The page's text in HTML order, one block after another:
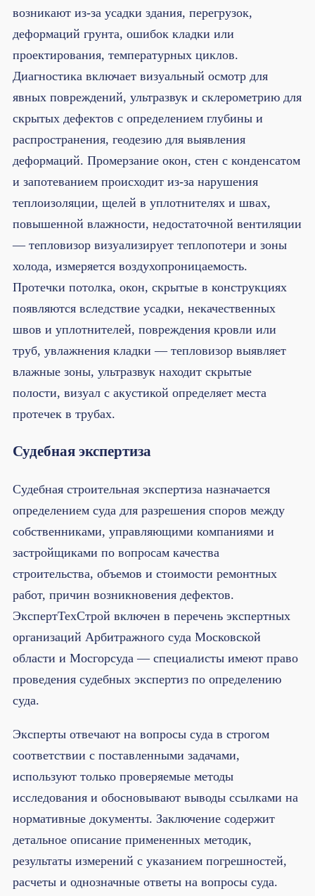
возникают из-за усадки здания, перегрузок,
деформаций грунта, ошибок кладки или
проектирования, температурных циклов.
Диагностика включает визуальный осмотр для
явных повреждений, ультразвук и склерометрию для
скрытых дефектов с определением глубины и
распространения, геодезию для выявления
деформаций. Промерзание окон, стен с конденсатом
и запотеванием происходит из-за нарушения
теплоизоляции, щелей в уплотнителях и швах,
повышенной влажности, недостаточной вентиляции
— тепловизор визуализирует теплопотери и зоны
холода, измеряется воздухопроницаемость.
Протечки потолка, окон, скрытые в конструкциях
появляются вследствие усадки, некачественных
швов и уплотнителей, повреждения кровли или
труб, увлажнения кладки — тепловизор выявляет
влажные зоны, ультразвук находит скрытые
полости, визуал с акустикой определяет места
протечек в трубах.
Судебная экспертиза
Судебная строительная экспертиза назначается
определением суда для разрешения споров между
собственниками, управляющими компаниями и
застройщиками по вопросам качества
строительства, объемов и стоимости ремонтных
работ, причин возникновения дефектов.
ЭкспертТехСтрой включен в перечень экспертных
организаций Арбитражного суда Московской
области и Мосгорсуда — специалисты имеют право
проведения судебных экспертиз по определению
суда.
Эксперты отвечают на вопросы суда в строгом
соответствии с поставленными задачами,
используют только проверяемые методы
исследования и обосновывают выводы ссылками на
нормативные документы. Заключение содержит
детальное описание примененных методик,
результаты измерений с указанием погрешностей,
расчеты и однозначные ответы на вопросы суда.